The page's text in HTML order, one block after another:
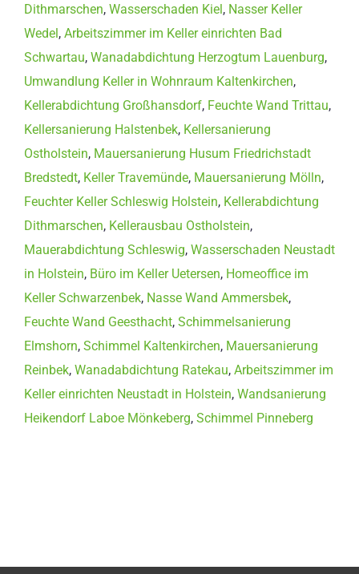
Dithmarschen, Wasserschaden Kiel, Nasser Keller
Wedel, Arbeitszimmer im Keller einrichten Bad
Schwartau, Wanadabdichtung Herzogtum Lauenburg,
Umwandlung Keller in Wohnraum Kaltenkirchen,
Kellerabdichtung Großhansdorf, Feuchte Wand Trittau,
Kellersanierung Halstenbek, Kellersanierung
Ostholstein, Mauersanierung Husum Friedrichstadt
Bredstedt, Keller Travemünde, Mauersanierung Mölln,
Feuchter Keller Schleswig Holstein, Kellerabdichtung
Dithmarschen, Kellerausbau Ostholstein,
Mauerabdichtung Schleswig, Wasserschaden Neustadt
in Holstein, Büro im Keller Uetersen, Homeoffice im
Keller Schwarzenbek, Nasse Wand Ammersbek,
Feuchte Wand Geesthacht, Schimmelsanierung
Elmshorn, Schimmel Kaltenkirchen, Mauersanierung
Reinbek, Wanadabdichtung Ratekau, Arbeitszimmer im
Keller einrichten Neustadt in Holstein, Wandsanierung
Heikendorf Laboe Mönkeberg, Schimmel Pinneberg